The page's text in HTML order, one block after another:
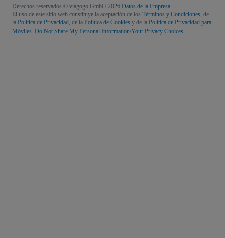
Derechos reservados © viagogo GmbH 2026 Datos de la Empresa
El uso de este sitio web constituye la aceptación de los Términos y Condiciones, de
la Política de Privacidad, de la Política de Cookies y de la Política de Privacidad para
Móviles Do Not Share My Personal Information/Your Privacy Choices